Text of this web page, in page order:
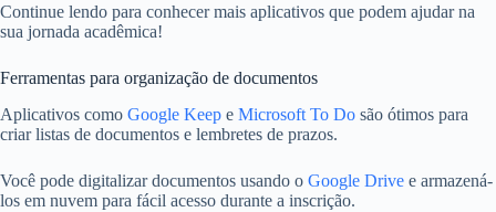
Continue lendo para conhecer mais aplicativos que podem ajudar na
sua jornada acadêmica!
Ferramentas para organização de documentos
Aplicativos como Google Keep e Microsoft To Do são ótimos para
criar listas de documentos e lembretes de prazos.
Você pode digitalizar documentos usando o Google Drive e armazená-
los em nuvem para fácil acesso durante a inscrição.